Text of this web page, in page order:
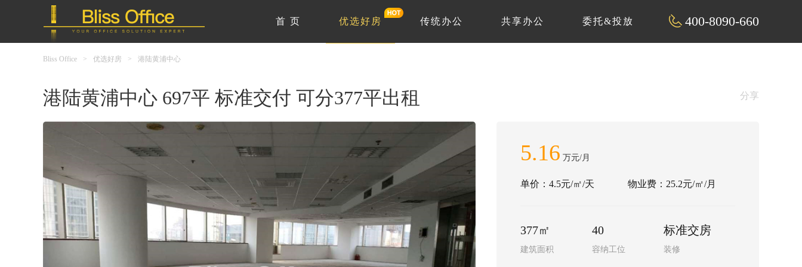
400-8090-660
首 页 优选好房 传统办公 共享办公 委托&投放
Bliss Office > 优选好房 > 港陆黄浦中心
港陆黄浦中心 697平 标准交付 可分377平出租 分享
5.16 万元/月
单价：4.5元/㎡/天 物业费：25.2元/㎡/月
377㎡
建筑面积
40
容纳工位
标准交房
装修